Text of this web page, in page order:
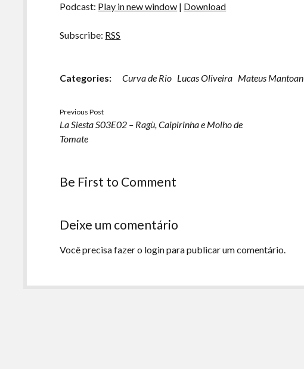
Podcast: Play in new window | Download
Subscribe: RSS
Categories: Curva de Rio Lucas Oliveira Mateus Mantoan
Previous Post
La Siesta S03E02 – Ragù, Caipirinha e Molho de
Tomate
Be First to Comment
Deixe um comentário
Você precisa fazer o loginpara publicar um comentário.